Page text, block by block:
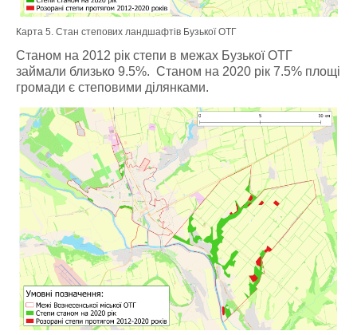
Карта 5. Стан степових ландшафтів Бузької ОТГ
Станом на 2012 рік степи в межах Бузької ОТГ
займали близько 9.5%. Станом на 2020 рік 7.5% площі
громади є степовими ділянками.